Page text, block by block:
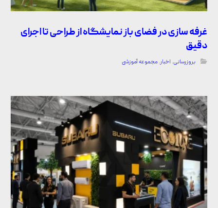
غرفه سازی در فضای باز نمایشگاه از طراحی تا اجرای
دقیق
بروزرسانی, اخبار,مجموعه آموزشی